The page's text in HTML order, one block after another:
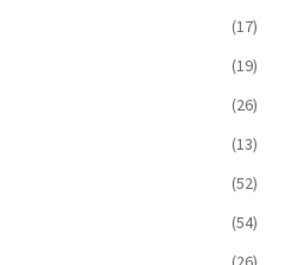
(17)
(19)
(26)
(13)
(52)
(54)